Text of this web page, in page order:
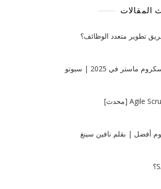
المقالات
تطوير متعدد الوظائف؟
في 2025 | سبوتو